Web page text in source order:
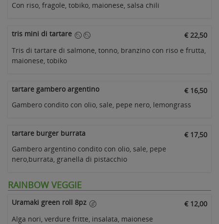
Con riso, fragole, tobiko, maionese, salsa chili
tris mini di tartare
€ 22,50
Tris di tartare di salmone, tonno, branzino con riso e frutta,
maionese, tobiko
tartare gambero argentino
€ 16,50
Gambero condito con olio, sale, pepe nero, lemongrass
tartare burger burrata
€ 17,50
Gambero argentino condito con olio, sale, pepe
nero,burrata, granella di pistacchio
RAINBOW VEGGIE
Uramaki green roll 8pz
€ 12,00
Alga nori, verdure fritte, insalata, maionese